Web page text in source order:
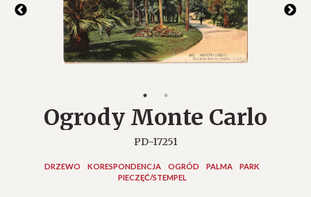
Ogrody Monte Carlo
PD-17251
DRZEWO KORESPONDENCJA OGRÓD PALMA
PARK
PIECZĘĆ/STEMPEL